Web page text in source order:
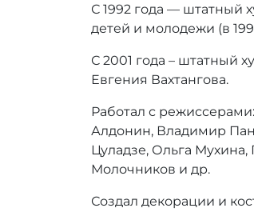
С 1992 года — штатный
детей и молодежи (в
С 2001 года – штатный
Евгения Вахтангова.
Работал с
Алдонин, Владимир
Цуладзе, Ольга
Молочников и др.
Создал декорации и